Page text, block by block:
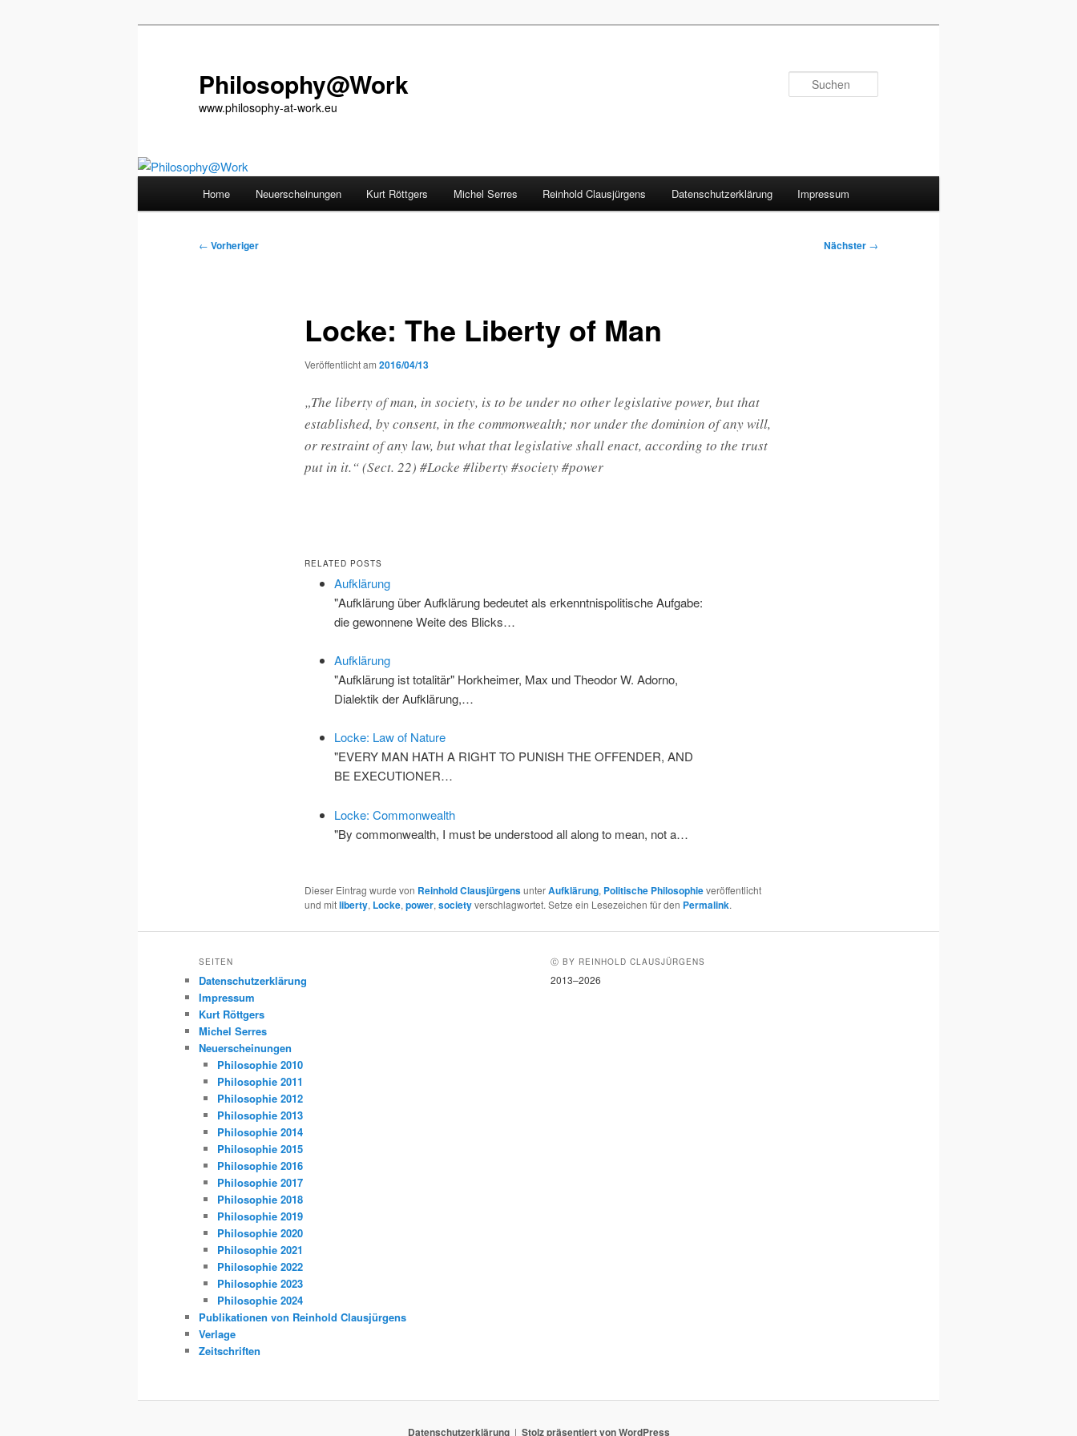
Philosophy@Work
www.philosophy-at-work.eu
Home Neuerscheinungen Kurt Röttgers Michel Serres Reinhold Clausjürgens Datenschutzerklärung Impressum
Beitragsnavigation
← Vorheriger Nächster →
Locke: The Liberty of Man
Veröffentlicht am 2016/04/13
„The liberty of man, in society, is to be under no other legislative power, but that
established, by consent, in the commonwealth; nor under the dominion of any will,
or restraint of any law, but what that legislative shall enact, according to the trust
put in it.“ (Sect. 22) #Locke #liberty #society #power
RELATED POSTS
Aufklärung
"Aufklärung über Aufklärung bedeutet als erkenntnispolitische Aufgabe:
die gewonnene Weite des Blicks…
Aufklärung
"Aufklärung ist totalitär" Horkheimer, Max und Theodor W. Adorno,
Dialektik der Aufklärung,…
Locke: Law of Nature
"EVERY MAN HATH A RIGHT TO PUNISH THE OFFENDER, AND
BE EXECUTIONER…
Locke: Commonwealth
"By commonwealth, I must be understood all along to mean, not a…
Dieser Eintrag wurde von Reinhold ClausjürgensunterAufklärung, Politische Philosophieveröffentlicht
und mitliberty, Locke, power, societyverschlagwortet. Setze ein Lesezeichen für den Permalink.
SEITEN
Datenschutzerklärung
Impressum
Kurt Röttgers
Michel Serres
Neuerscheinungen
Philosophie 2010
Philosophie 2011
Philosophie 2012
Philosophie 2013
Philosophie 2014
Philosophie 2015
Philosophie 2016
Philosophie 2017
Philosophie 2018
Philosophie 2019
Philosophie 2020
Philosophie 2021
Philosophie 2022
Philosophie 2023
Philosophie 2024
Publikationen von Reinhold Clausjürgens
Verlage
Zeitschriften
Ⓒ BY REINHOLD CLAUSJÜRGENS
2013–2026
Datenschutzerklärung Stolz präsentiert von WordPress